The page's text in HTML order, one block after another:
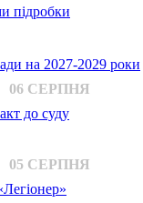
підробки
на 2027-2029 роки
06 СЕРПНЯ
до суду
05 СЕРПНЯ